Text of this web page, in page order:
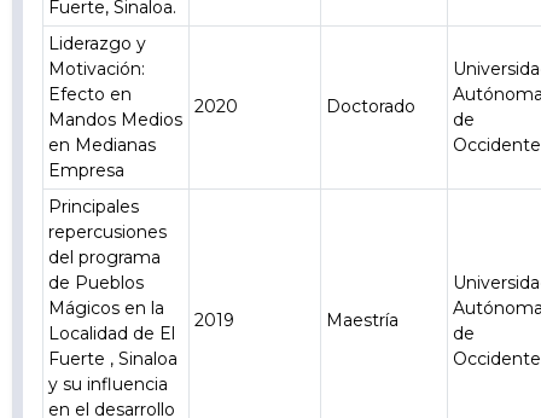
Fuerte, Sinaloa.
Liderazgo y
Motivación:
Efecto en
Mandos Medios
en Medianas
Empresa
2020 Doctorado
de
Occidente
Principales
repercusiones
del programa
de Pueblos
Mágicos en la
Localidad de El
Fuerte , Sinaloa
y su influencia
en el desarrollo
2019 Maestría
de
Occidente